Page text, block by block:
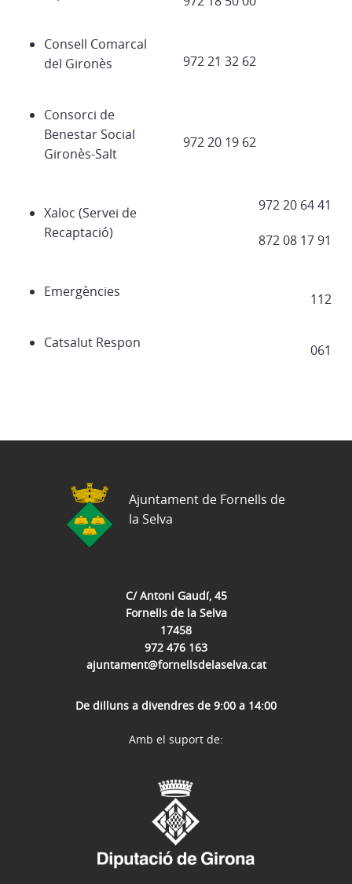
Consell Comarcal
del Gironès
972 21 32 62
Consorci de
Benestar Social
Gironès-Salt
972 20 19 62
Xaloc (Servei de
Recaptació)
972 20 64 41
872 08 17 91
Emergències 112
Catsalut Respon 061
C/ Antoni Gaudí, 45
Fornells de la Selva
17458
972 476 163
ajuntament@fornellsdelaselva.cat
De dilluns a divendres de 9:00 a 14:00
Ajuntament de Fornells de
la Selva
Amb el suport de: